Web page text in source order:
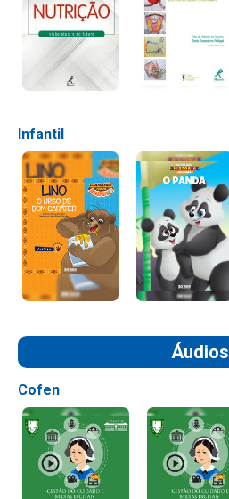
Infantil
Áudios
Cofen